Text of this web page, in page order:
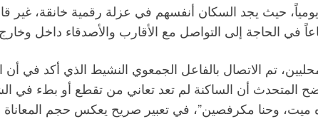
حيث يجد السكان أنفسهم في عزلة رقمية خانقة، غير
في الحاجة إلى التواصل مع الأقارب والأصدقاء داخل
تم الاتصال بالفاعل الجمعوي النشيط الذي أكد
المتحدث أن الساكنة لم تعد تعاني من تقطع أو بطء
وحنا مكرفصين”، في تعبير صريح يعكس حجم المعاناة